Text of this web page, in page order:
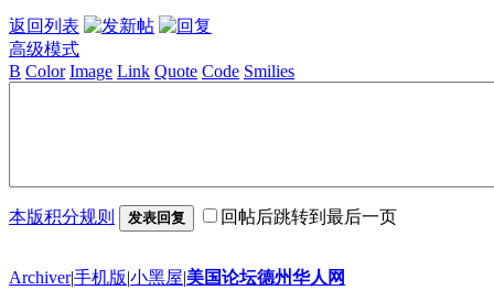
返回列表
高级模式
B Color Image Link Quote Code Smilies
本版积分规则 发表回复 回帖后跳转到最后一页
Archiver|手机版|小黑屋|美国论坛德州华人网